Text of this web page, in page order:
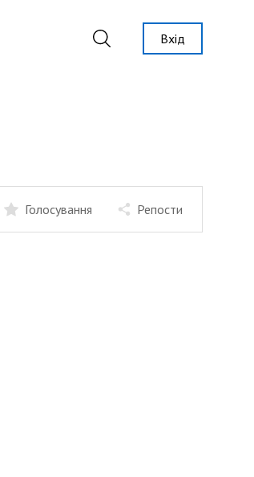
Вхід
Голосування Репости